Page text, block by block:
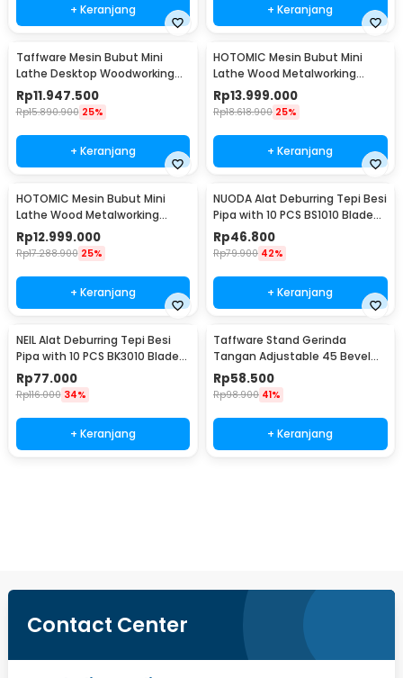
+ Keranjang + Keranjang
Taffware Mesin Bubut Mini
Lathe Desktop Woodworking
1100W 220x600mm - MX-600
Rp11.947.500
Rp15.890.900 25%
+ Keranjang
HOTOMIC Mesin Bubut Mini
Lathe Wood Metalworking
750mm 750W - MX-250
Rp13.999.000
Rp18.618.900 25%
+ Keranjang
HOTOMIC Mesin Bubut Mini
Lathe Wood Metalworking
550mm 750W - MX-250
Rp12.999.000
Rp17.288.900 25%
+ Keranjang
NUODA Alat Deburring Tepi Besi
Pipa with 10 PCS BS1010 Blade
Scrapper - RB1000
Rp46.800
Rp79.900 42%
+ Keranjang
NEIL Alat Deburring Tepi Besi
Pipa with 10 PCS BK3010 Blade
Scrapper - RB3000
Rp77.000
Rp116.000 34%
+ Keranjang
Taffware Stand Gerinda
Tangan Adjustable 45 Bevel
Saw 100-125mm - DB04
Rp58.500
Rp98.900 41%
+ Keranjang
Contact Center